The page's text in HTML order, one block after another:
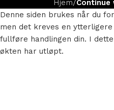
Hjem/Continue
Denne siden brukes når du
men det kreves en
fullføre handlingen din. I
økten har utløpt.